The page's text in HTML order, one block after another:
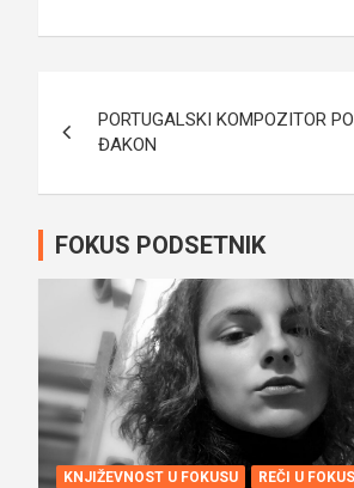
članaka
PORTUGALSKI KOMPOZITOR
ĐAKON
FOKUS PODSETNIK
KNJIŽEVNOST U FOKUSU REČI U